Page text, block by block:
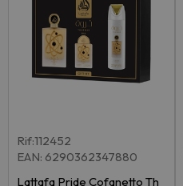
Rif:112452
EAN: 6290362347880
Lattafa Pride Cofanetto Th